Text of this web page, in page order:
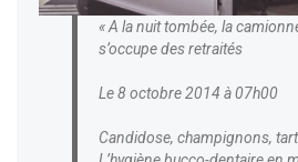
« A la nuit tombée, la
s’occupe des retraités
Le 8 octobre 2014 à 07h00
Candidose, champignons,